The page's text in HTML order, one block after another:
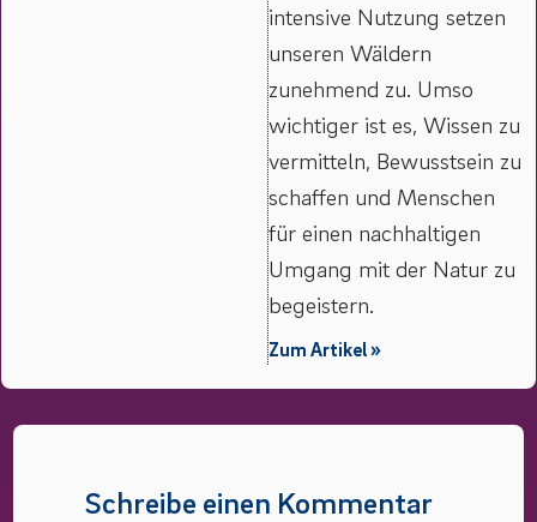
intensive Nutzung setzen
unseren Wäldern
zunehmend zu. Umso
wichtiger ist es, Wissen zu
vermitteln, Bewusstsein zu
schaffen und Menschen
für einen nachhaltigen
Umgang mit der Natur zu
begeistern.
Zum Artikel »
Schreibe einen Kommentar